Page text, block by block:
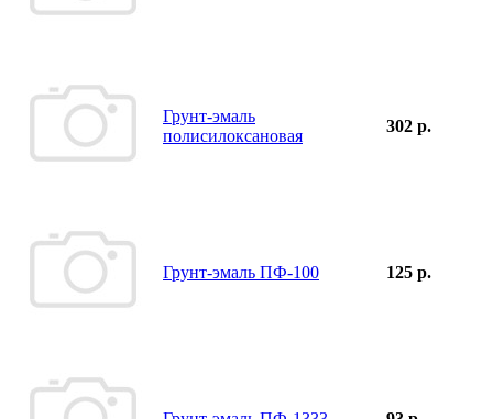
Грунт-эмаль
полисилоксановая
302 р.
Грунт-эмаль ПФ-100 125 р.